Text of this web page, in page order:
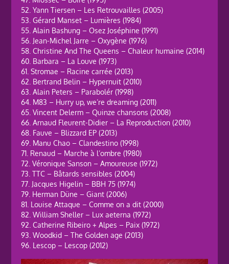
52. Yann Tiersen – Les Retrouvailles (2005)
53. Gérard Manset – Lumières (1984)
55. Alain Bashung – Osez Joséphine (1991)
56. Jean-Michel Jarre – Oxygène (1976)
58. Christine And The Queens – Chaleur humaine (2014)
60. Barbara – La Louve (1973)
61. Stromae – Racine carrée (2013)
62. Bertrand Belin – Hypernuit (2010)
63. Alain Peters – Parabolér (1998)
64. M83 – Hurry up, we’re dreaming (2011)
65. Vincent Delerm – Quinze chansons (2008)
66. Arnaud Fleurent-Didier – La Reproduction (2010)
68. Fauve – Blizzard EP (2013)
69. Manu Chao – Clandestino (1998)
71. Renaud – Marche à l’ombre (1980)
72. Véronique Sanson – Amoureuse (1972)
73. TTC – Bâtards sensibles (2004)
77. Jacques Higelin – BBH 75 (1974)
79. Herman Düne – Giant (2006)
81. Louise Attaque – Comme on a dit (2000)
82. William Sheller – Lux aeterna (1972)
92. Catherine Ribeiro + Alpes – Paix (1972)
93. Woodkid – The Golden age (2013)
96. Lescop – Lescop (2012)